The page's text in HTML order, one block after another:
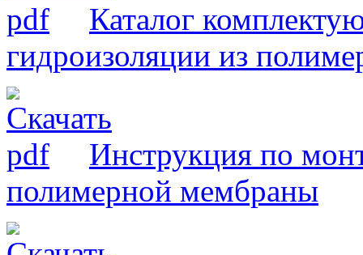
Каталог
гидроизоляции из
Инструкция по
полимерной мембраны